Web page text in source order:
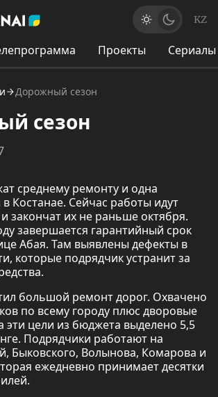
KZ
Проекты Сериалы
Дорожный сезон
сезон
среднему ремонту и одна
Костанае. Сейчас работы идут
закончат их не раньше октября.
завершается гарантийный срок
Абая. Там выявлены дефекты в
которые подрядчик устранит за
большой ремонт дорог. Охвачено
по всему городу плюс дворовые
эти цели из бюджета выделено 5,5
Подрядчики работают на
Быковского, Волынова, Комарова и
ежедневно принимает десятки